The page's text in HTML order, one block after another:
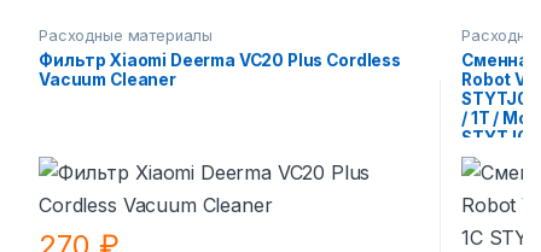
Расходные материалы
Фильтр Xiaomi Deerma VC20 Plus Cordless
Vacuum Cleaner
Сменная
Robot
/ 1T /
Dreame